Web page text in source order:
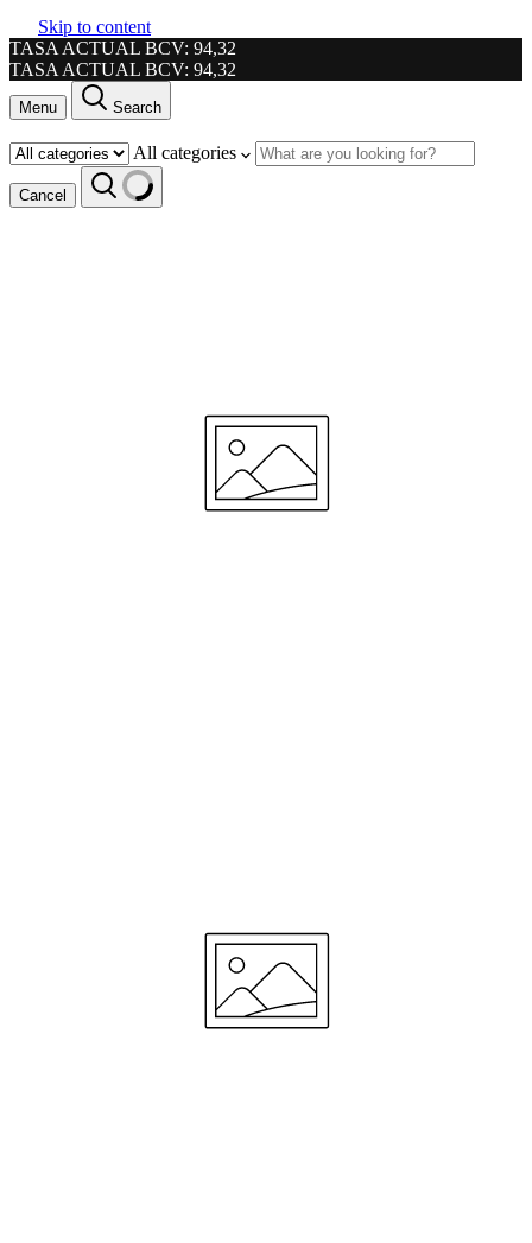
Skip to content
TASA ACTUAL BCV: 94,32
TASA ACTUAL BCV: 94,32
Menu Search
All categories
Cancel